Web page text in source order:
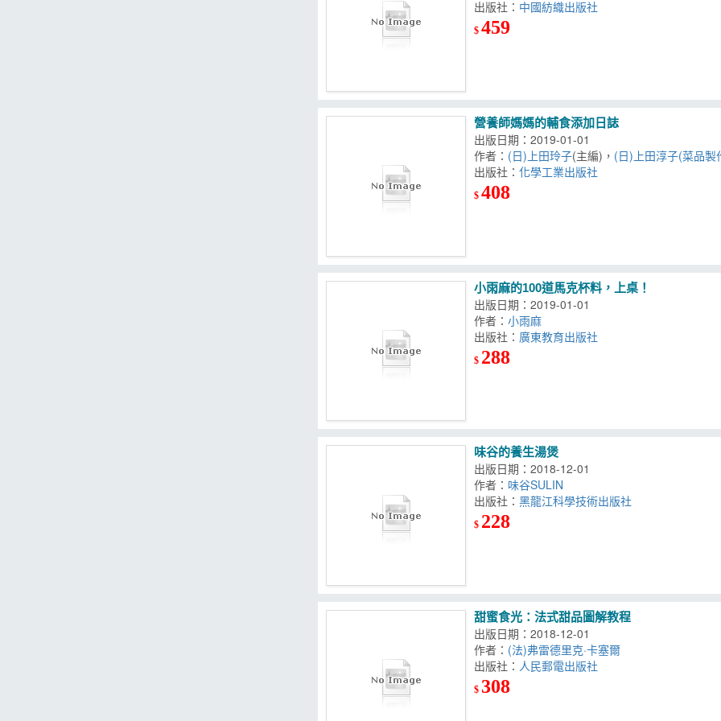
出版社： 中國紡織出版社
$459
營養師媽媽的輔食添加日誌
出版日期：2019-01-01
作者： (日)上田玲子(主編)， (日)上田淳子(菜品製
出版社：化學工業出版社
$408
小雨麻的100道馬克杯料，上桌！
出版日期：2019-01-01
作者：小雨麻
出版社： 廣東教育出版社
$ 288
味谷的養生湯煲
出版日期：2018-12-01
作者： 味谷SULIN
出版社：黑龍江科學技術出版社
$ 228
甜蜜食光：法式甜品圖解教程
出版日期：2018-12-01
作者： (法)弗雷德里克·卡塞爾
出版社： 人民郵電出版社
$ 308